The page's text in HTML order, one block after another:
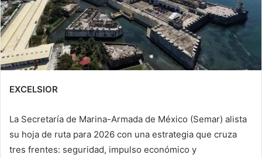
EXCELSIOR
La Secretaría de Marina-Armada de México (Semar) alista
su hoja de ruta para 2026 con una estrategia que cruza
tres frentes: seguridad, impulso económico y